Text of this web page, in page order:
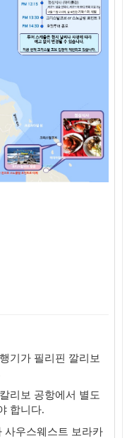
기가 필리핀 깔리보
리보 공항에서 별도
합니다.
사우스웨스트 보라카